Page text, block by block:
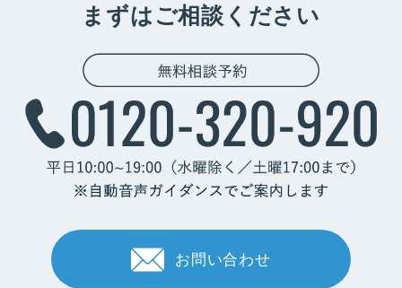
まずはご相談ください
お問い合わせ